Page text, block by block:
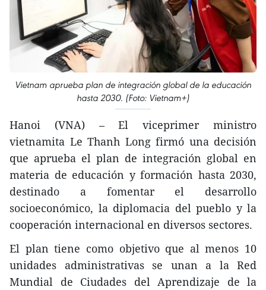
Vietnam aprueba plan de integración global de la educación
hasta 2030. (Foto: Vietnam+)
Hanoi (VNA) – El viceprimer ministro
vietnamita Le Thanh Long firmó una decisión
que aprueba el plan de integración global en
materia de educación y formación hasta 2030,
destinado a fomentar el desarrollo
socioeconómico, la diplomacia del pueblo y la
cooperación internacional en diversos sectores.
El plan tiene como objetivo que al menos 10
unidades administrativas se unan a la Red
Mundial de Ciudades del Aprendizaje de la